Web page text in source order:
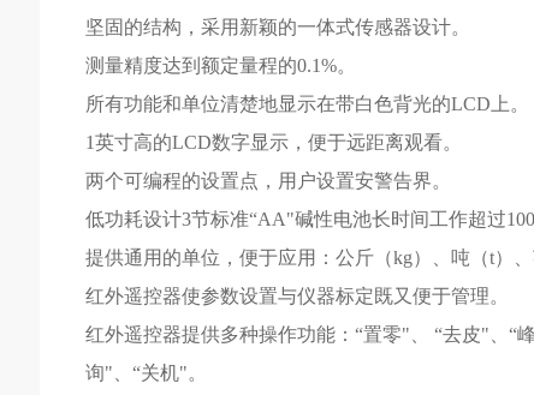
坚固的结构，采用新颖的一体式传感器设计。
测量精度达到额定量程的0.1%。
所有功能和单位清楚地显示在带白色背光的LCD上。
1英寸高的LCD数字显示，便于远距离观看。
两个可编程的设置点，用户设置安警告界。
低功耗设计3节标准“AA"碱性电池长时间工作超过100
提供通用的单位，便于应用：公斤（kg）、吨（t）
红外遥控器使参数设置与仪器标定既又便于管理。
红外遥控器提供多种操作功能：“置零"、 “去皮"、“
询"、“关机"。